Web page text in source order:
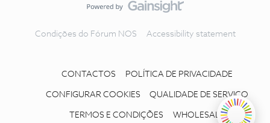
Condições do Fórum NOS Accessibility statement
CONTACTOS POLÍTICA DE PRIVACIDADE
CONFIGURAR COOKIES QUALIDADE DE SERVIÇO
TERMOS E CONDIÇÕES WHOLESALE